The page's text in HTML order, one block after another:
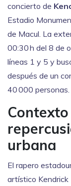
concierto de
Estadio
de Macul. La
00:30 h del 8 de
líneas 1 y 5 y
después de un
40 000 personas.
urbana
El rapero
artístico Kendrick